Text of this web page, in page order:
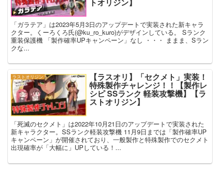
「ガラテア」は2023年5月3日のアップデートで実装された新キャラ
クター。くーろくろ氏(@ku_ro_kuro)がデザインしている。 Sランク
重装保護機 「製作確率UPキャンペーン」なし ・・・ ままま、Sラン
クな...
ラストオリジン 【ラスオリ】「セクメト」実装！
特殊製作チャレンジ！！【製作レ
シピ SSランク 軽装攻撃機】【ラ
ストオリジン】
「死滅のセクメト」は2022年10月21日のアップデートで実装された
新キャラクター。SSランク軽装攻撃機 11月9日までは「製作確率UP
キャンペーン」が開催されており、一般製作と特殊製作でのセクメト
出現確率が「大幅に」UPしている！...